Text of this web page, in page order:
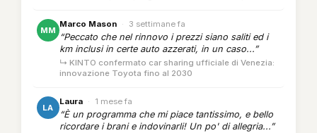
MM
Marco Mason · 3 settimane fa
“Peccato che nel rinnovo i prezzi siano saliti ed i
km inclusi in certe auto azzerati, in un caso...”
↳ KINTO confermato car sharing ufficiale di Venezia:
innovazione Toyota fino al 2030
LA
Laura · 1 mese fa
“È un programma che mi piace tantissimo, e bello
ricordare i brani e indovinarli! Un po' di allegria...”